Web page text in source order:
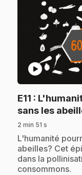
play_circle
E11 :
sans les
2 min 51 s
.L'humanité
abeilles? Cet
dans la
consommons.